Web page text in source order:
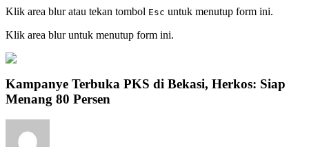
Klik area blur atau tekan tombol Esc untuk menutup form ini.
Klik area blur untuk menutup form ini.
Kampanye Terbuka PKS di Bekasi, Herkos: Siap
Menang 80 Persen